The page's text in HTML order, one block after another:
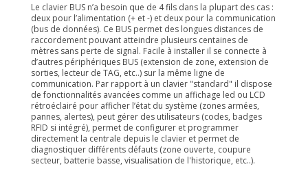
Le clavier BUS n’a besoin que de 4 fils dans la plupart des cas :
deux pour l’alimentation (+ et -) et deux pour la communication
(bus de données). Ce BUS permet des longues distances de
raccordement pouvant atteindre plusieurs centaines de
mètres sans perte de signal. Facile à installer il se connecte à
d’autres périphériques BUS (extension de zone, extension de
sorties, lecteur de TAG, etc..) sur la même ligne de
communication. Par rapport à un clavier "standard" il dispose
de fonctionnalités avancées comme un affichage led ou LCD
rétroéclairé pour afficher l’état du système (zones armées,
pannes, alertes), peut gérer des utilisateurs (codes, badges
RFID si intégré), permet de configurer et programmer
directement la centrale depuis le clavier et permet de
diagnostiquer différents défauts (zone ouverte, coupure
secteur, batterie basse, visualisation de l'historique, etc..).